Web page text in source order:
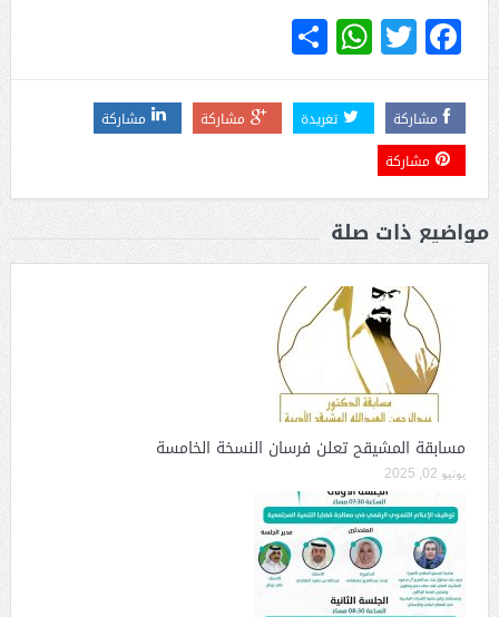
Facebook
Twitter
WhatsApp
Share
مشاركة تغريدة مشاركة
مشاركة
مشاركة
مواضيع ذات صلة
مسابقة المشيقح تعلن فرسان النسخة الخامسة
يونيو 02, 2025